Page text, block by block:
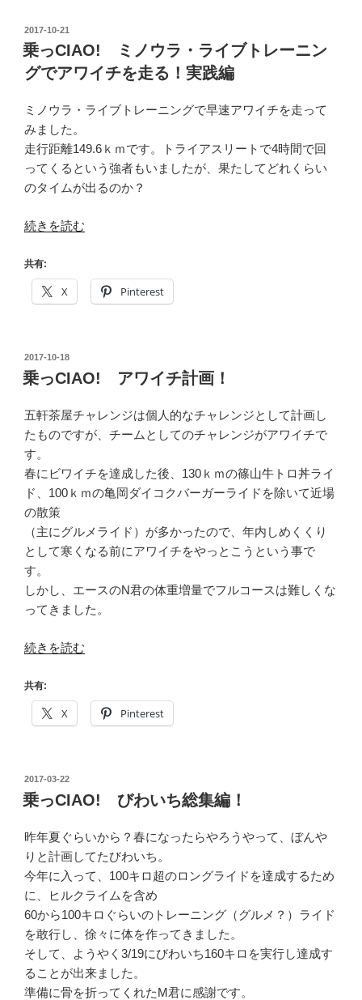
カ
ッ
ト・
ワ
イ
チ！”
の
投
稿
日:
2017-10-21
乗っCIAO! ミノウラ・ライブトレーニン
グでアワイチを走る！実践編
ミノウラ・ライブトレーニングで早速アワイチを走って
みました。
走行距離149.6ｋｍです。トライアスリートで4時間で回
ってくるという強者もいましたが、果たしてどれくらい
のタイムが出るのか？
“乗
CIAO!
ミ
ノ
ラ
イ
ト
レ
ー
ニ
ン
グ
で
ア
ワ
イ
チ
走
実
編”
続きを読む
共有:
X Pinterest
投
稿
日:
2017-10-18
乗っCIAO! アワイチ計画！
五軒茶屋チャレンジは個人的なチャレンジとして計画し
たものですが、チームとしてのチャレンジがアワイチで
す。
春にビワイチを達成した後、130ｋｍの篠山牛トロ丼ライ
ド、100ｋｍの亀岡ダイコクバーガーライドを除いて近場
の散策
（主にグルメライド）が多かったので、年内しめくくり
として寒くなる前にアワイチをやっとこうという事で
す。
しかし、エースのN君の体重増量でフルコースは難しくな
ってきました。
“乗
CIAO!
ア
ワ
計
画！”
続きを読む
共有:
X Pinterest
投
稿
日:
2017-03-22
乗っCIAO! びわいち総集編！
昨年夏ぐらいから？春になったらやろうやって、ぼんや
りと計画してたびわいち。
今年に入って、100キロ超のロングライドを達成するため
に、ヒルクライムを含め
60から100キロぐらいのトレーニング（グルメ？）ライド
を敢行し、徐々に体を作ってきました。
そして、ようやく3/19にびわいち160キロを実行し達成す
ることが出来ました。
準備に骨を折ってくれたM君に感謝です。